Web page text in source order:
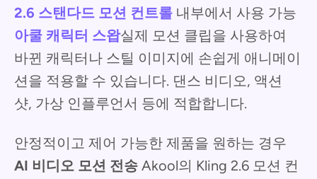
2.6 스탠다드 모션 컨트롤 내부에서 사용 가능
아쿨 캐릭터 스왑실제 모션 클립을 사용하여
바뀐 캐릭터나 스틸 이미지에 손쉽게 애니메이
션을 적용할 수 있습니다. 댄스 비디오, 액션
샷, 가상 인플루언서 등에 적합합니다.
안정적이고 제어 가능한 제품을 원하는 경우
AI 비디오 모션 전송 Akool의 Kling 2.6 모션 컨